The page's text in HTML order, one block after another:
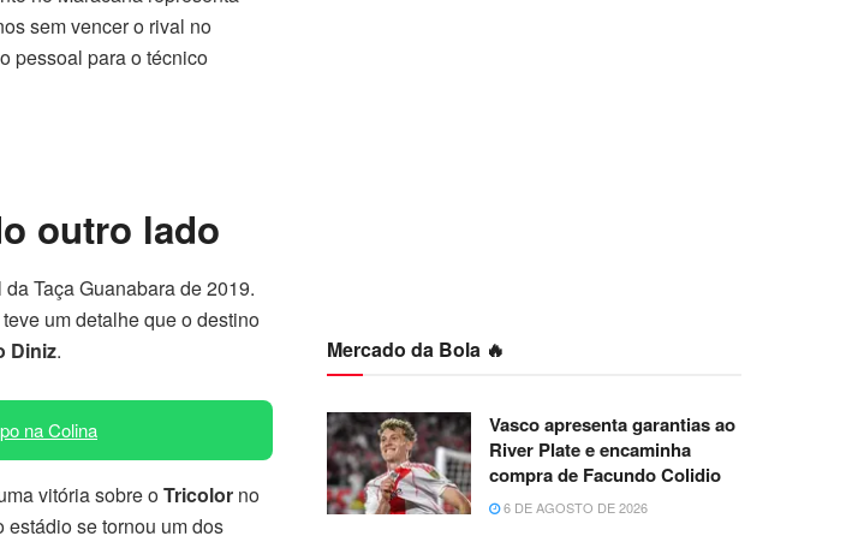
sem vencer o rival no
pessoal para o técnico
outro lado
Taça Guanabara de 2019.
teve um detalhe que o destino
Diniz.
na Colina
vitória sobre oTricolor no
estádio se tornou um dos
Mercado da Bola 🔥
Vasco apresenta garantias ao
River Plate e encaminha
compra de Facundo Colidio
6 DE AGOSTO DE 2026